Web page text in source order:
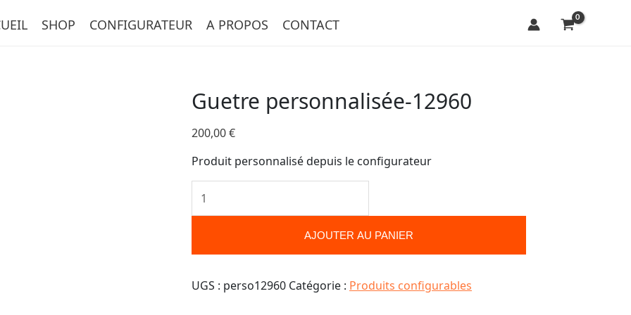
SHOP CONFIGURATEUR A PROPOS CONTACT
Guetre personnalisée-12960
200,00€
Produit personnalisé depuis le configurateur
de
AJOUTER AU PANIER
UGS : perso12960 Catégorie : Produits configurables